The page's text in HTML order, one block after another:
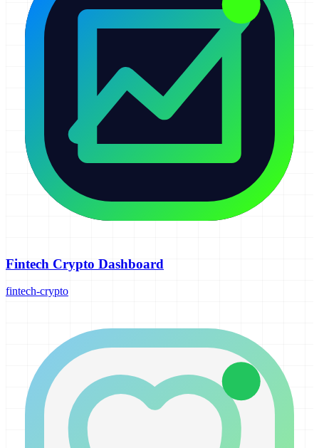
Fintech Crypto Dashboard
fintech-crypto